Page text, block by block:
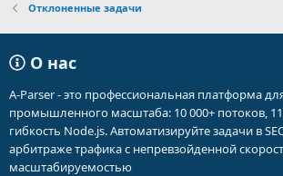
Отклоненные задачи
О нас
A-Parser - это профессиональная платформа
промышленного масштаба: 10 000+ потоков,
гибкость Node.js. Автоматизируйте задачи в
арбитраже трафика с непревзойденной
масштабируемостью